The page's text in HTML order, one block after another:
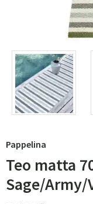
Pappelina
Teo matta
Sage/Army/